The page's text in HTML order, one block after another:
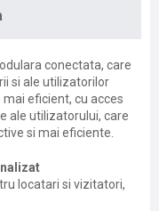
conectata, care
si ale utilizatorilor
eficient, cu acces
ale utilizatorului, care
si mai eficiente.
locatari si vizitatori,